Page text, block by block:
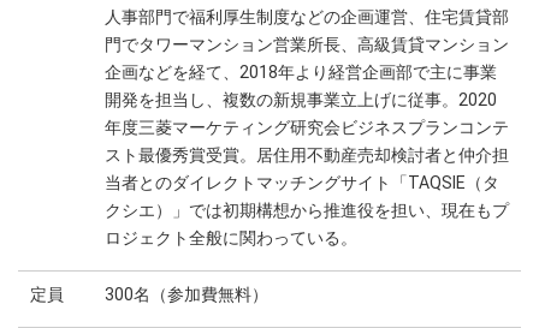
人事部門で福利厚生制度などの企画運営、住宅賃貸部
門でタワーマンション営業所長、高級賃貸マンション
企画などを経て、2018年より経営企画部で主に事業
開発を担当し、複数の新規事業立上げに従事。2020
年度三菱マーケティング研究会ビジネスプランコンテ
スト最優秀賞受賞。居住用不動産売却検討者と仲介担
当者とのダイレクトマッチングサイト「TAQSIE（タ
クシエ）」では初期構想から推進役を担い、現在もプ
ロジェクト全般に関わっている。
定員 300名（参加費無料）